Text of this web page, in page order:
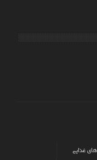
غذایی